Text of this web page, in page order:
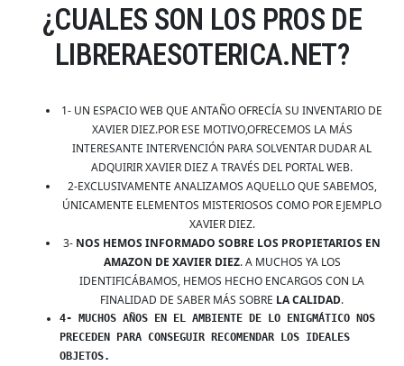
¿CUALES SON LOS PROS DE
LIBRERAESOTERICA.NET?
1- UN ESPACIO WEB QUE ANTAÑO OFRECÍA SU INVENTARIO DE
XAVIER DIEZ.POR ESE MOTIVO,OFRECEMOS LA MÁS
INTERESANTE INTERVENCIÓN PARA SOLVENTAR DUDAR AL
ADQUIRIR XAVIER DIEZ A TRAVÉS DEL PORTAL WEB.
2-EXCLUSIVAMENTE ANALIZAMOS AQUELLO QUE SABEMOS,
ÚNICAMENTE ELEMENTOS MISTERIOSOS COMO POR EJEMPLO
XAVIER DIEZ.
3- NOS HEMOS INFORMADO SOBRE LOS PROPIETARIOS EN
AMAZON DE XAVIER DIEZ. A MUCHOS YA LOS
IDENTIFICÁBAMOS, HEMOS HECHO ENCARGOS CON LA
FINALIDAD DE SABER MÁS SOBRE LA CALIDAD.
4- MUCHOS AÑOS EN EL AMBIENTE DE LO ENIGMÁTICO NOS
PRECEDEN PARA CONSEGUIR RECOMENDAR LOS IDEALES
OBJETOS.